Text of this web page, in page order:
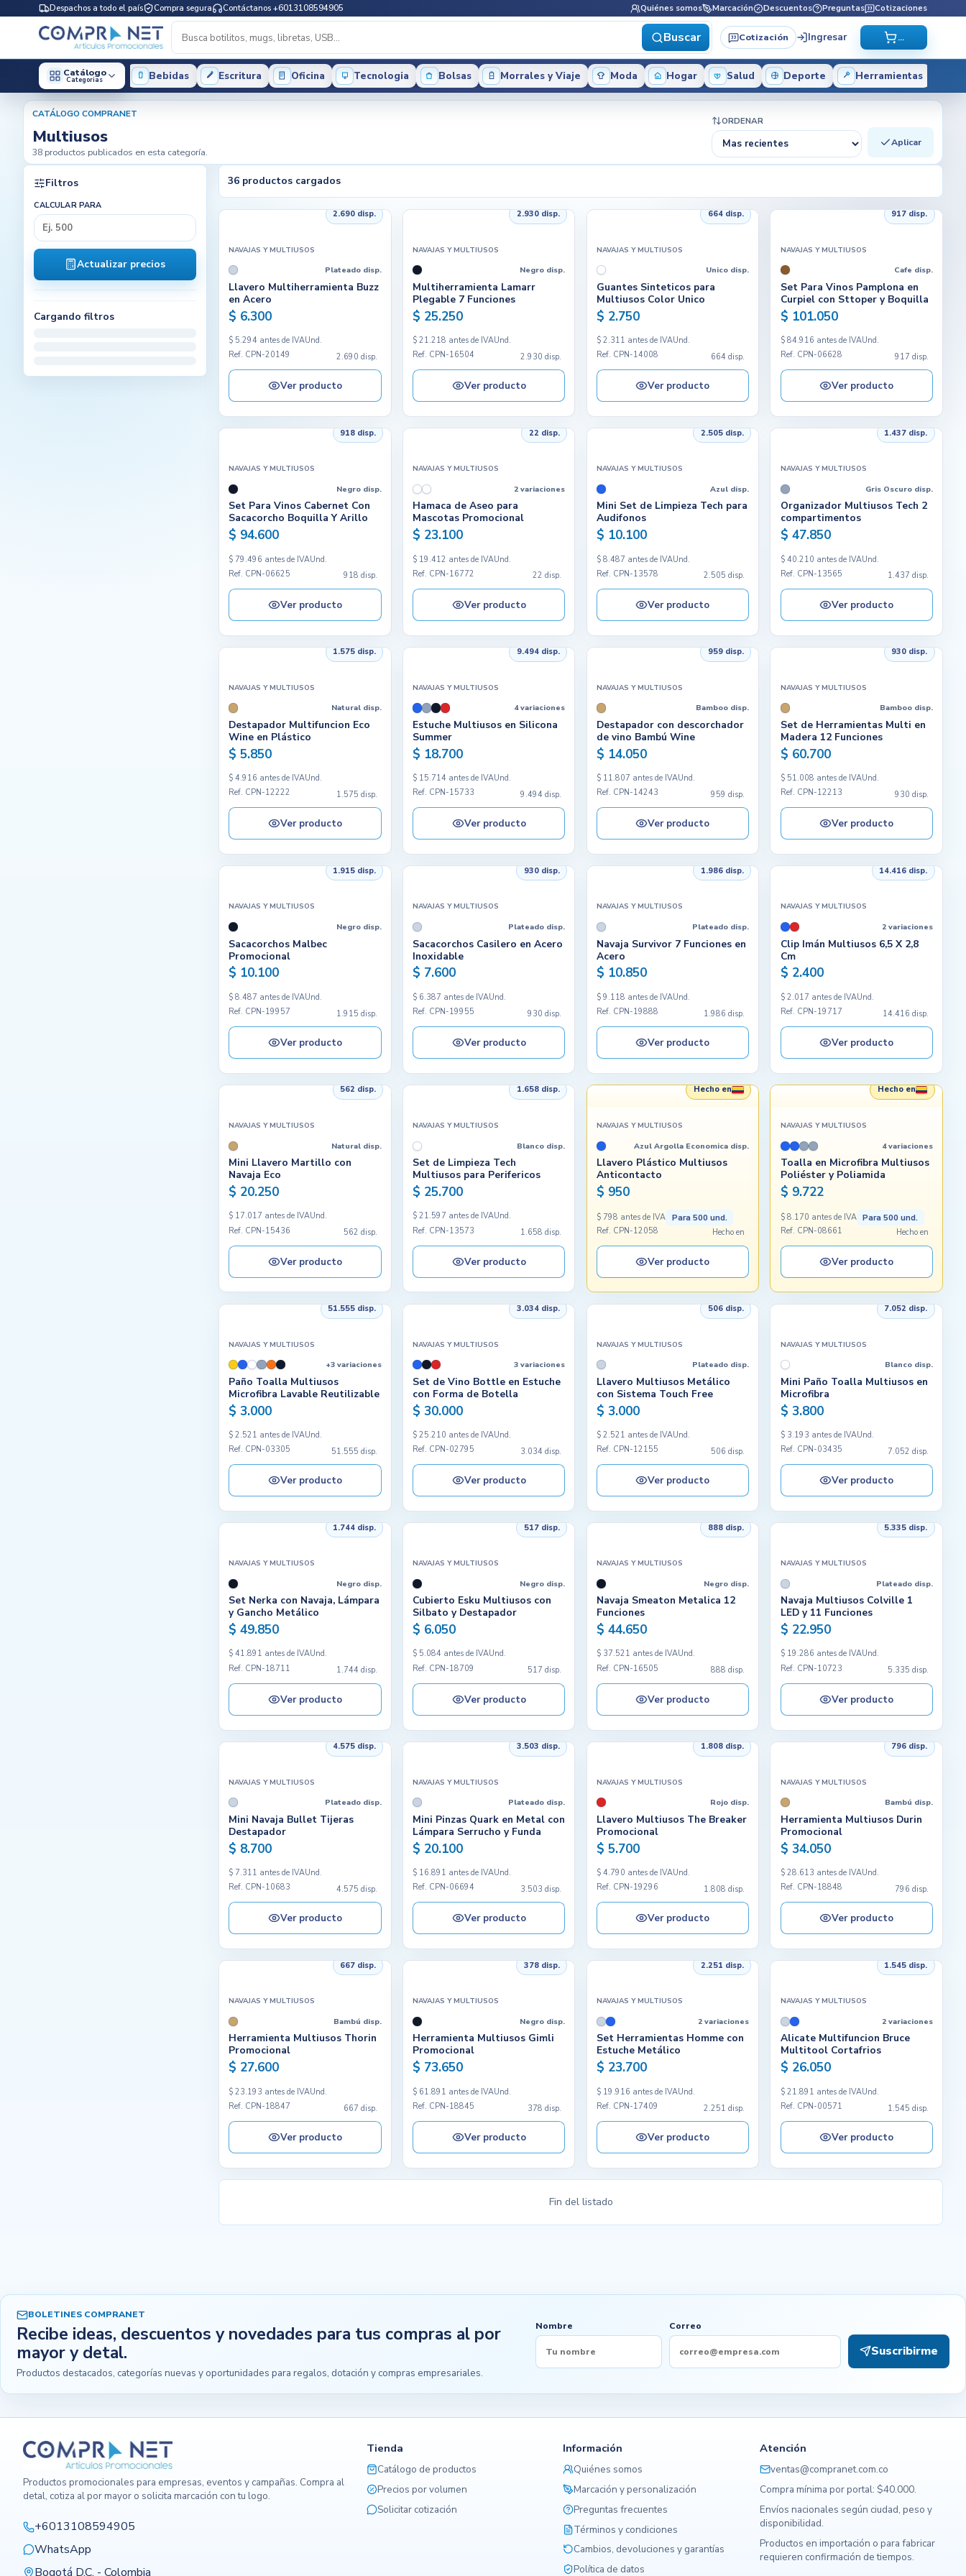
Despachos a todo el país Compra segura Contáctanos +6013108594905 Quiénes somos Marcación Descuentos Preguntas Cotizaciones
Buscar Cotización Ingresar ...
Catálogo
Categorias Bebidas Escritura Oficina Tecnologia Bolsas Morrales y Viaje Moda Hogar Salud Deporte Herramientas
CATÁLOGO COMPRANET
Multiusos
38 productos publicados en esta categoría.
ORDENAR
Aplicar
Filtros
CALCULAR PARA
Actualizar precios
Cargando filtros
36 productos cargados
2.690 disp.
NAVAJAS Y MULTIUSOS
Plateado disp.
Llavero Multiherramienta Buzz
en Acero
$ 6.300
$ 5.294 antes de IVAUnd.
Ref. CPN-20149
2.690 disp.
Ver producto
2.930 disp.
NAVAJAS Y MULTIUSOS
Negro disp.
Multiherramienta Lamarr
Plegable 7 Funciones
$ 25.250
$ 21.218 antes de IVAUnd.
Ref. CPN-16504
2.930 disp.
Ver producto
664 disp.
NAVAJAS Y MULTIUSOS
Unico disp.
Guantes Sinteticos para
Multiusos Color Unico
$ 2.750
$ 2.311 antes de IVAUnd.
Ref. CPN-14008
664 disp.
Ver producto
917 disp.
NAVAJAS Y MULTIUSOS
Cafe disp.
Set Para Vinos Pamplona en
Curpiel con Sttoper y Boquilla
$ 101.050
$ 84.916 antes de IVAUnd.
Ref. CPN-06628
917 disp.
Ver producto
918 disp.
NAVAJAS Y MULTIUSOS
Negro disp.
Set Para Vinos Cabernet Con
Sacacorcho Boquilla Y Arillo
$ 94.600
$ 79.496 antes de IVAUnd.
Ref. CPN-06625
918 disp.
Ver producto
22 disp.
NAVAJAS Y MULTIUSOS
2 variaciones
Hamaca de Aseo para
Mascotas Promocional
$ 23.100
$ 19.412 antes de IVAUnd.
Ref. CPN-16772
22 disp.
Ver producto
2.505 disp.
NAVAJAS Y MULTIUSOS
Azul disp.
Mini Set de Limpieza Tech para
Audifonos
$ 10.100
$ 8.487 antes de IVAUnd.
Ref. CPN-13578
2.505 disp.
Ver producto
1.437 disp.
NAVAJAS Y MULTIUSOS
Gris Oscuro disp.
Organizador Multiusos Tech 2
compartimentos
$ 47.850
$ 40.210 antes de IVAUnd.
Ref. CPN-13565
1.437 disp.
Ver producto
1.575 disp.
NAVAJAS Y MULTIUSOS
Natural disp.
Destapador Multifuncion Eco
Wine en Plástico
$ 5.850
$ 4.916 antes de IVAUnd.
Ref. CPN-12222
1.575 disp.
Ver producto
9.494 disp.
NAVAJAS Y MULTIUSOS
4 variaciones
Estuche Multiusos en Silicona
Summer
$ 18.700
$ 15.714 antes de IVAUnd.
Ref. CPN-15733
9.494 disp.
Ver producto
959 disp.
NAVAJAS Y MULTIUSOS
Bamboo disp.
Destapador con descorchador
de vino Bambú Wine
$ 14.050
$ 11.807 antes de IVAUnd.
Ref. CPN-14243
959 disp.
Ver producto
930 disp.
NAVAJAS Y MULTIUSOS
Bamboo disp.
Set de Herramientas Multi en
Madera 12 Funciones
$ 60.700
$ 51.008 antes de IVAUnd.
Ref. CPN-12213
930 disp.
Ver producto
1.915 disp.
NAVAJAS Y MULTIUSOS
Negro disp.
Sacacorchos Malbec
Promocional
$ 10.100
$ 8.487 antes de IVAUnd.
Ref. CPN-19957
1.915 disp.
Ver producto
930 disp.
NAVAJAS Y MULTIUSOS
Plateado disp.
Sacacorchos Casilero en Acero
Inoxidable
$ 7.600
$ 6.387 antes de IVAUnd.
Ref. CPN-19955
930 disp.
Ver producto
1.986 disp.
NAVAJAS Y MULTIUSOS
Plateado disp.
Navaja Survivor 7 Funciones en
Acero
$ 10.850
$ 9.118 antes de IVAUnd.
Ref. CPN-19888
1.986 disp.
Ver producto
14.416 disp.
NAVAJAS Y MULTIUSOS
2 variaciones
Clip Imán Multiusos 6,5 X 2,8
Cm
$ 2.400
$ 2.017 antes de IVAUnd.
Ref. CPN-19717
14.416 disp.
Ver producto
562 disp.
NAVAJAS Y MULTIUSOS
Natural disp.
Mini Llavero Martillo con
Navaja Eco
$ 20.250
$ 17.017 antes de IVAUnd.
Ref. CPN-15436
562 disp.
Ver producto
1.658 disp.
NAVAJAS Y MULTIUSOS
Blanco disp.
Set de Limpieza Tech
Multiusos para Perifericos
$ 25.700
$ 21.597 antes de IVAUnd.
Ref. CPN-13573
1.658 disp.
Ver producto
Hecho en
NAVAJAS Y MULTIUSOS
Azul Argolla Economica disp.
Llavero Plástico Multiusos
Anticontacto
$ 950
$ 798 antes de IVA Para 500 und.
Ref. CPN-12058 Hecho en
Ver producto
Hecho en
NAVAJAS Y MULTIUSOS
4 variaciones
Toalla en Microfibra Multiusos
Poliéster y Poliamida
$ 9.722
$ 8.170 antes de IVA Para 500 und.
Ref. CPN-08661 Hecho en
Ver producto
51.555 disp.
NAVAJAS Y MULTIUSOS
+3 variaciones
Paño Toalla Multiusos
Microfibra Lavable Reutilizable
$ 3.000
$ 2.521 antes de IVAUnd.
Ref. CPN-03305
51.555 disp.
Ver producto
3.034 disp.
NAVAJAS Y MULTIUSOS
3 variaciones
Set de Vino Bottle en Estuche
con Forma de Botella
$ 30.000
$ 25.210 antes de IVAUnd.
Ref. CPN-02795
3.034 disp.
Ver producto
506 disp.
NAVAJAS Y MULTIUSOS
Plateado disp.
Llavero Multiusos Metálico
con Sistema Touch Free
$ 3.000
$ 2.521 antes de IVAUnd.
Ref. CPN-12155
506 disp.
Ver producto
7.052 disp.
NAVAJAS Y MULTIUSOS
Blanco disp.
Mini Paño Toalla Multiusos en
Microfibra
$ 3.800
$ 3.193 antes de IVAUnd.
Ref. CPN-03435
7.052 disp.
Ver producto
1.744 disp.
NAVAJAS Y MULTIUSOS
Negro disp.
Set Nerka con Navaja, Lámpara
y Gancho Metálico
$ 49.850
$ 41.891 antes de IVAUnd.
Ref. CPN-18711
1.744 disp.
Ver producto
517 disp.
NAVAJAS Y MULTIUSOS
Negro disp.
Cubierto Esku Multiusos con
Silbato y Destapador
$ 6.050
$ 5.084 antes de IVAUnd.
Ref. CPN-18709
517 disp.
Ver producto
888 disp.
NAVAJAS Y MULTIUSOS
Negro disp.
Navaja Smeaton Metalica 12
Funciones
$ 44.650
$ 37.521 antes de IVAUnd.
Ref. CPN-16505
888 disp.
Ver producto
5.335 disp.
NAVAJAS Y MULTIUSOS
Plateado disp.
Navaja Multiusos Colville 1
LED y 11 Funciones
$ 22.950
$ 19.286 antes de IVAUnd.
Ref. CPN-10723
5.335 disp.
Ver producto
4.575 disp.
NAVAJAS Y MULTIUSOS
Plateado disp.
Mini Navaja Bullet Tijeras
Destapador
$ 8.700
$ 7.311 antes de IVAUnd.
Ref. CPN-10683
4.575 disp.
Ver producto
3.503 disp.
NAVAJAS Y MULTIUSOS
Plateado disp.
Mini Pinzas Quark en Metal con
Lámpara Serrucho y Funda
$ 20.100
$ 16.891 antes de IVAUnd.
Ref. CPN-06694
3.503 disp.
Ver producto
1.808 disp.
NAVAJAS Y MULTIUSOS
Rojo disp.
Llavero Multiusos The Breaker
Promocional
$ 5.700
$ 4.790 antes de IVAUnd.
Ref. CPN-19296
1.808 disp.
Ver producto
796 disp.
NAVAJAS Y MULTIUSOS
Bambú disp.
Herramienta Multiusos Durin
Promocional
$ 34.050
$ 28.613 antes de IVAUnd.
Ref. CPN-18848
796 disp.
Ver producto
667 disp.
NAVAJAS Y MULTIUSOS
Bambú disp.
Herramienta Multiusos Thorin
Promocional
$ 27.600
$ 23.193 antes de IVAUnd.
Ref. CPN-18847
667 disp.
Ver producto
378 disp.
NAVAJAS Y MULTIUSOS
Negro disp.
Herramienta Multiusos Gimli
Promocional
$ 73.650
$ 61.891 antes de IVAUnd.
Ref. CPN-18845
378 disp.
Ver producto
2.251 disp.
NAVAJAS Y MULTIUSOS
2 variaciones
Set Herramientas Homme con
Estuche Metálico
$ 23.700
$ 19.916 antes de IVAUnd.
Ref. CPN-17409
2.251 disp.
Ver producto
1.545 disp.
NAVAJAS Y MULTIUSOS
2 variaciones
Alicate Multifuncion Bruce
Multitool Cortafrios
$ 26.050
$ 21.891 antes de IVAUnd.
Ref. CPN-00571
1.545 disp.
Ver producto
Fin del listado
BOLETINES COMPRANET
Recibe ideas, descuentos y novedades para tus compras al por
mayor y detal.
Productos destacados, categorías nuevas y oportunidades para regalos, dotación y compras empresariales.
Nombre Correo
Suscribirme
Productos promocionales para empresas, eventos y campañas. Compra al
detal, cotiza al por mayor o solicita marcación con tu logo.
+6013108594905
WhatsApp
Bogotá D.C. - Colombia
Tienda
Catálogo de productos
Precios por volumen
Solicitar cotización
Información
Quiénes somos
Marcación y personalización
Preguntas frecuentes
Términos y condiciones
Cambios, devoluciones y garantías
Política de datos
Atención
ventas@compranet.com.co
Compra mínima por portal: $40.000.
Envíos nacionales según ciudad, peso y
disponibilidad.
Productos en importación o para fabricar
requieren confirmación de tiempos.